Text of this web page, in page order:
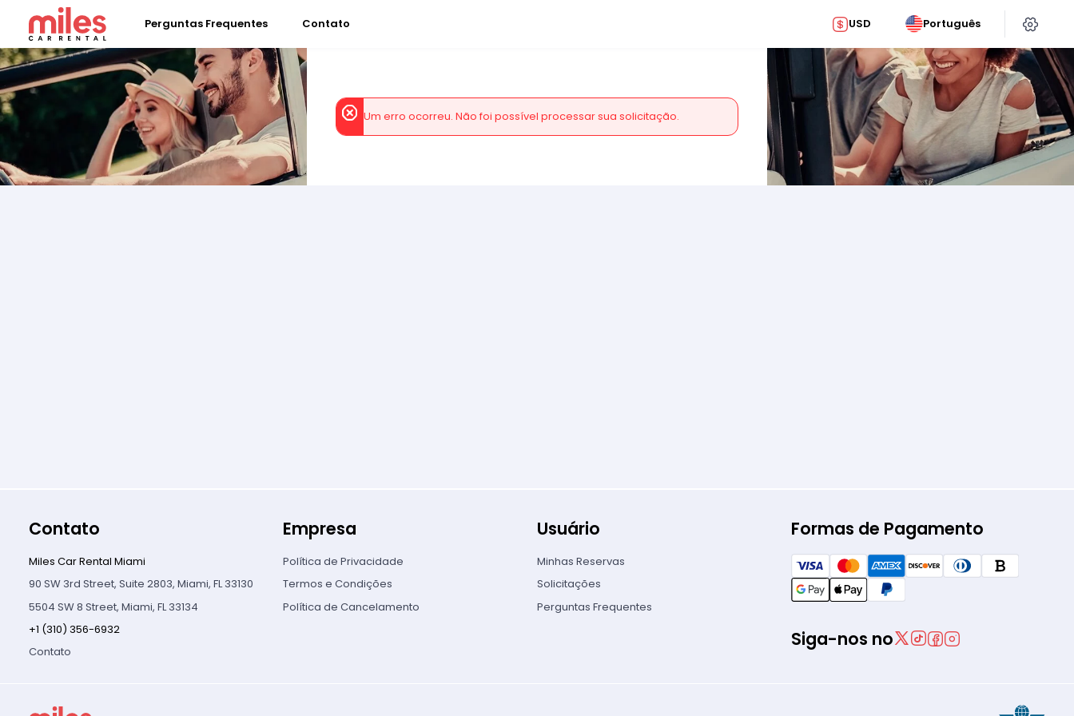
Perguntas Frequentes Contato USD Português
Um erro ocorreu. Não foi possível processar sua solicitação.
Contato
Miles Car Rental Miami
90 SW 3rd Street, Suite 2803, Miami, FL 33130
5504 SW 8 Street, Miami, FL 33134
+1 (310) 356-6932
Contato
Empresa
Política de Privacidade
Termos e Condições
Política de Cancelamento
Usuário
Minhas Reservas
Solicitações
Perguntas Frequentes
Formas de Pagamento
Siga-nos no